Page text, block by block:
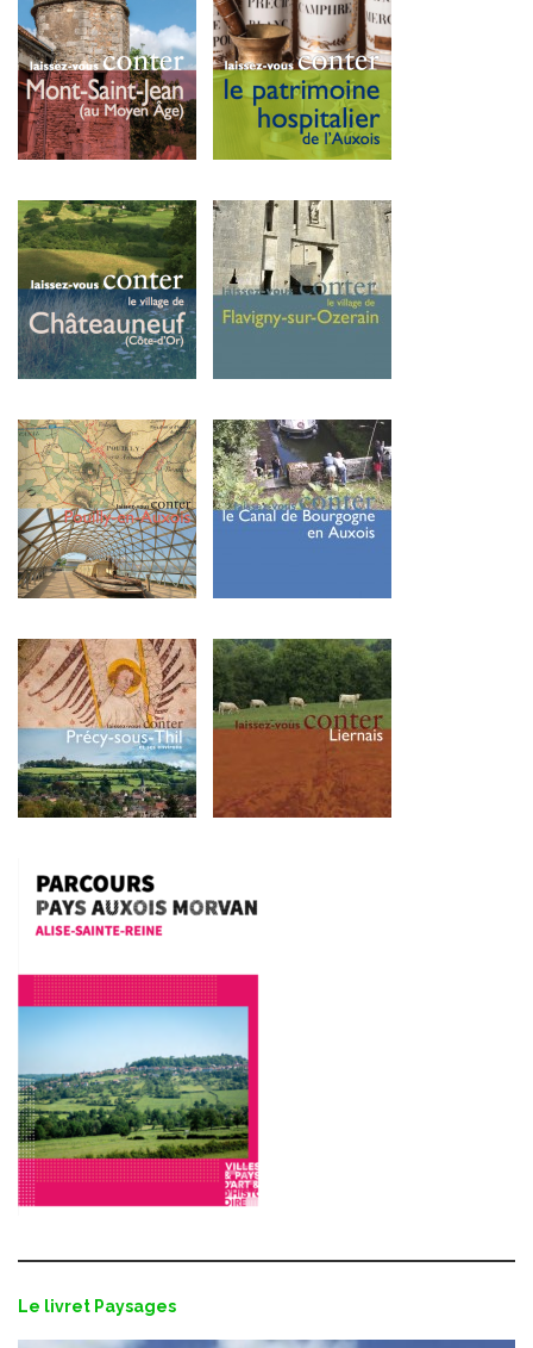
Le livret Paysages